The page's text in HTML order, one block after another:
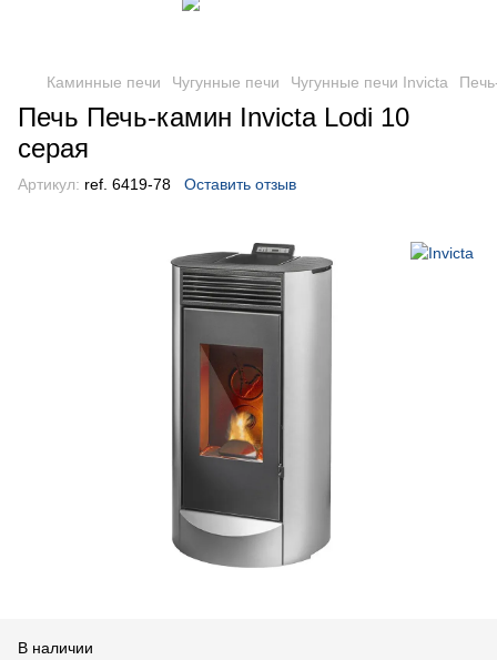
Каминные печи Чугунные печи Чугунные печи Invicta
Печь Печь-камин Invicta Lodi 10
серая
Артикул: ref. 6419-78 Оставить отзыв
В наличии